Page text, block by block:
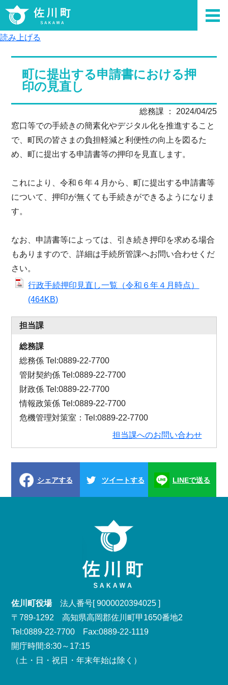
読み上げる
町に提出する申請書における押
印の見直し
総務課 ： 2024/04/25
窓口等での手続きの簡素化やデジタル化を推進すること
で、町民の皆さまの負担軽減と利便性の向上を図るた
め、町に提出する申請書等の押印を見直します。
これにより、令和６年４月から、町に提出する申請書等
について、押印が無くても手続きができるようになりま
す。
なお、申請書等によっては、引き続き押印を求める場合
もありますので、詳細は手続所管課へお問い合わせくだ
さい。
行政手続押印見直し一覧（令和６年４月時点）
(464KB)
担当課
総務課
総務係 Tel:0889-22-7700
管財契約係 Tel:0889-22-7700
財政係 Tel:0889-22-7700
情報政策係 Tel:0889-22-7700
危機管理対策室：Tel:0889-22-7700
担当課へのお問い合わせ
シェアする ツイートする LINEで送る
佐川町役場法人番号[ 9000020394025 ]
〒789-1292 高知県高岡郡佐川町甲1650番地2
Tel:0889-22-7700 Fax:0889-22-1119
開庁時間:8:30～17:15
（土・日・祝日・年末年始は除く）